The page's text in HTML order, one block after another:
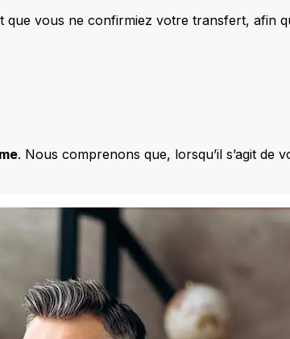
que vous ne confirmiez votre transfert, afin
. Nous comprenons que, lorsqu’il s’agit de